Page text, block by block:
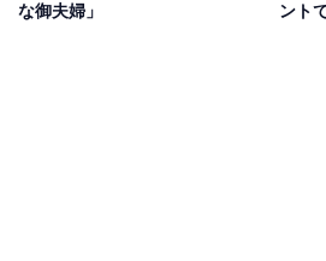
な御夫婦」
ント